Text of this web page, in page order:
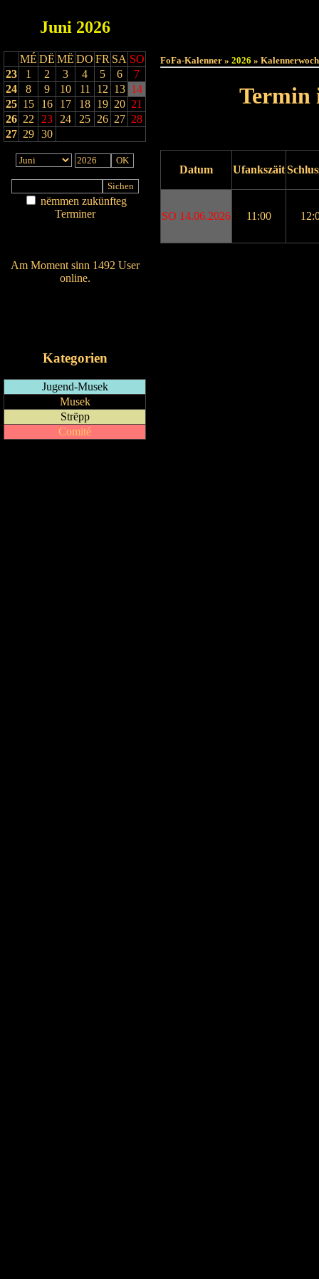
Juni 2026
MÉ DË MË DO FR SA SO
23
1 2 3 4 5 6
7
24
8 9 10 11 12 13 14
25 15 16 17 18 19 20 21
26 22 23 24 25 26 27 28
27 29 30
nëmmen zukünfteg
Terminer
Am Moment sinn 1492 User
online.
Kategorien
Jugend-Musek
Musek
Strëpp
Comité
FoFa-Kalenner » 2026 »
Termin
Datum Ufankszäit
SO 14.06.2026 11:00